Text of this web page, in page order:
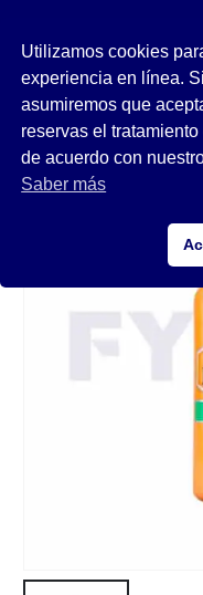
Utilizamos cookies
experiencia en línea.
asumiremos que
reservas el
de acuerdo con
Saber más